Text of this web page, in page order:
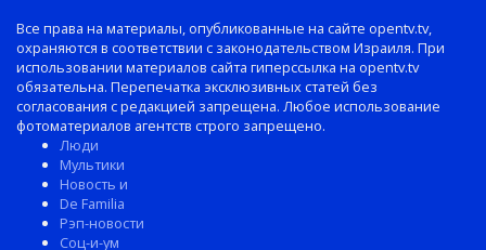
Все права на материалы, опубликованные на сайте opentv.tv,
охраняются в соответствии с законодательством Израиля. При
использовании материалов сайта гиперссылка на opentv.tv
обязательна. Перепечатка эксклюзивных статей без
согласования с редакцией запрещена. Любое использование
фотоматериалов агентств строго запрещено.
Люди
Мультики
Новость и
De Familia
Рэп-новости
Соц-и-ум